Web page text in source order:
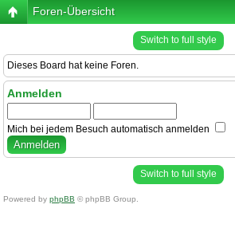
Foren-Übersicht
Switch to full style
Dieses Board hat keine Foren.
Anmelden
Mich bei jedem Besuch automatisch anmelden
Switch to full style
Powered by phpBB © phpBB Group.